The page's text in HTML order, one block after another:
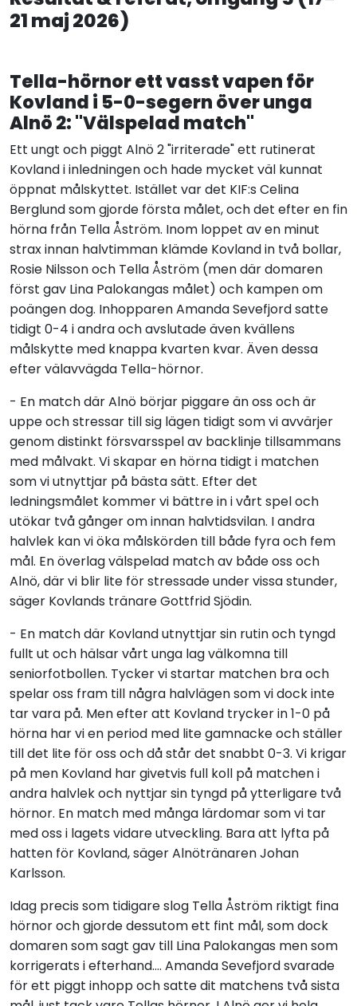
21 maj 2026)
Tella-hörnor ett vasst vapen för
Kovland i 5-0-segern över unga
Alnö 2: "Välspelad match"
Ett ungt och piggt Alnö 2 "irriterade" ett rutinerat
Kovland i inledningen och hade mycket väl kunnat
öppnat målskyttet. Istället var det KIF:s Celina
Berglund som gjorde första målet, och det efter en fin
hörna från Tella Åström. Inom loppet av en minut
strax innan halvtimman klämde Kovland in två bollar,
Rosie Nilsson och Tella Åström (men där domaren
först gav Lina Palokangas målet) och kampen om
poängen dog. Inhopparen Amanda Sevefjord satte
tidigt 0-4 i andra och avslutade även kvällens
målskytte med knappa kvarten kvar. Även dessa
efter välavvägda Tella-hörnor.
- En match där Alnö börjar piggare än oss och är
uppe och stressar till sig lägen tidigt som vi avvärjer
genom distinkt försvarsspel av backlinje tillsammans
med målvakt. Vi skapar en hörna tidigt i matchen
som vi utnyttjar på bästa sätt. Efter det
ledningsmålet kommer vi bättre in i vårt spel och
utökar två gånger om innan halvtidsvilan. I andra
halvlek kan vi öka målskörden till både fyra och fem
mål. En överlag välspelad match av både oss och
Alnö, där vi blir lite för stressade under vissa stunder,
säger Kovlands tränare Gottfrid Sjödin.
- En match där Kovland utnyttjar sin rutin och tyngd
fullt ut och hälsar vårt unga lag välkomna till
seniorfotbollen. Tycker vi startar matchen bra och
spelar oss fram till några halvlägen som vi dock inte
tar vara på. Men efter att Kovland trycker in 1-0 på
hörna har vi en period med lite gamnacke och ställer
till det lite för oss och då står det snabbt 0-3. Vi krigar
på men Kovland har givetvis full koll på matchen i
andra halvlek och nyttjar sin tyngd på ytterligare två
hörnor. En match med många lärdomar som vi tar
med oss i lagets vidare utveckling. Bara att lyfta på
hatten för Kovland, säger Alnötränaren Johan
Karlsson.
Idag precis som tidigare slog Tella Åström riktigt fina
hörnor och gjorde dessutom ett fint mål, som dock
domaren som sagt gav till Lina Palokangas men som
korrigerats i efterhand.... Amanda Sevefjord svarade
för ett piggt inhopp och satte dit matchens två sista